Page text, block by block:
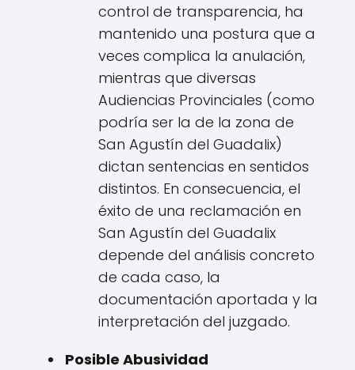
control de transparencia, ha
mantenido una postura que a
veces complica la anulación,
mientras que diversas
Audiencias Provinciales (como
podría ser la de la zona de
San Agustín del Guadalix)
dictan sentencias en sentidos
distintos. En consecuencia, el
éxito de una reclamación en
San Agustín del Guadalix
depende del análisis concreto
de cada caso, la
documentación aportada y la
interpretación del juzgado.
Posible Abusividad